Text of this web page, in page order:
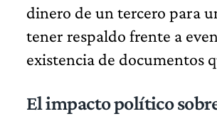
dinero de un tercero para
tener respaldo frente a
existencia de documentos
El impacto político